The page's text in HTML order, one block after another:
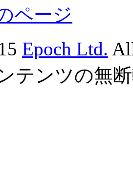
ページ
Epoch Ltd.
テンツの無